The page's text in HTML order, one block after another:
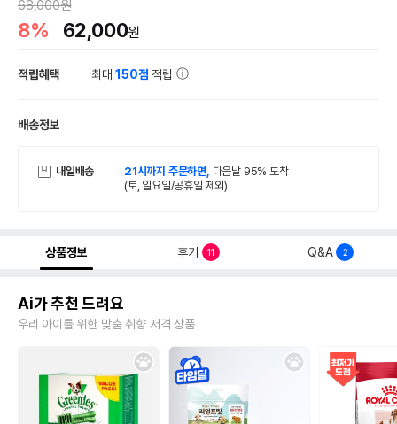
68,000원
8% 62,000원
적립혜택 최대150점 적립
배송정보
내일배송 21시까지 주문하면, 다음날 95% 도착
(토, 일요일/공휴일 제외)
상품정보 후기 11 Q&A 2
Ai가 추천 드려요
우리 아이를 위한 맞춤 취향 저격 상품